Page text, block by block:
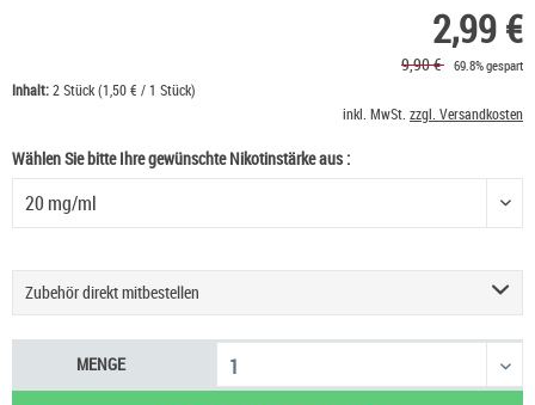
2,99 €
9,90 € 69.8% gespart
Inhalt:2 Stück (1,50 € / 1 Stück)
inkl. MwSt. zzgl. Versandkosten
Wählen Sie bitte Ihre gewünschte Nikotinstärke aus :
Zubehör direkt mitbestellen
HeulNichtRum Wave Edition 36,90 €
MENGE